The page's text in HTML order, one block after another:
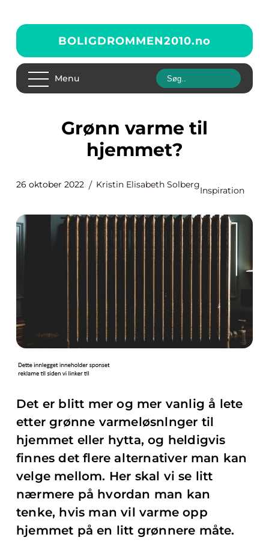
BOLIGDROMMEN2010.no
Menu
Grønn varme til
hjemmet?
26 oktober 2022 Kristin Elisabeth Solberg
Inspiration
Det er blitt mer og mer vanlig å lete
etter grønne varmeløsnlnger til
hjemmet eller hytta, og heldigvis
finnes det flere alternativer man kan
velge mellom. Her skal vi se litt
nærmere på hvordan man kan
tenke, hvis man vil varme opp
hjemmet på en litt grønnere måte.